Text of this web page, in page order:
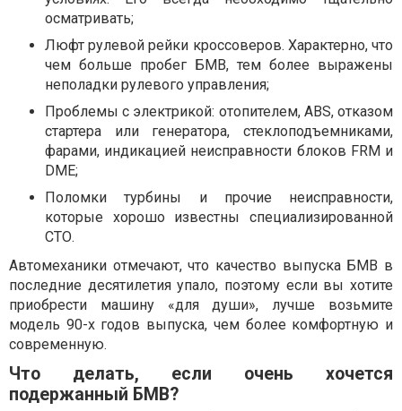
осматривать;
Люфт рулевой рейки кроссоверов. Характерно, что
чем больше пробег БМВ, тем более выражены
неполадки рулевого управления;
Проблемы с электрикой: отопителем, ABS, отказом
стартера или генератора, стеклоподъемниками,
фарами, индикацией неисправности блоков FRM и
DME;
Поломки турбины и прочие неисправности,
которые хорошо известны специализированной
СТО.
Автомеханики отмечают, что качество выпуска БМВ в
последние десятилетия упало, поэтому если вы хотите
приобрести машину «для души», лучше возьмите
модель 90-х годов выпуска, чем более комфортную и
современную.
Что делать, если очень хочется
подержанный БМВ?